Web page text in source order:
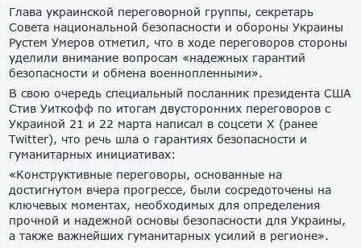
Глава украинской переговорной группы, секретарь
Совета национальной безопасности и обороны Украины
Рустем Умеров отметил, что в ходе переговоров стороны
уделили внимание вопросам «надежных гарантий
безопасности и обмена военнопленными».
В свою очередь специальный посланник президента США
Стив Уиткофф по итогам двусторонних переговоров с
Украиной 21 и 22 марта написал в соцсети Х (ранее
Twitter), что речь шла о гарантиях безопасности и
гуманитарных инициативах:
«Конструктивные переговоры, основанные на
достигнутом вчера прогрессе, были сосредоточены на
ключевых моментах, необходимых для определения
прочной и надежной основы безопасности для Украины,
а также важнейших гуманитарных усилий в регионе».